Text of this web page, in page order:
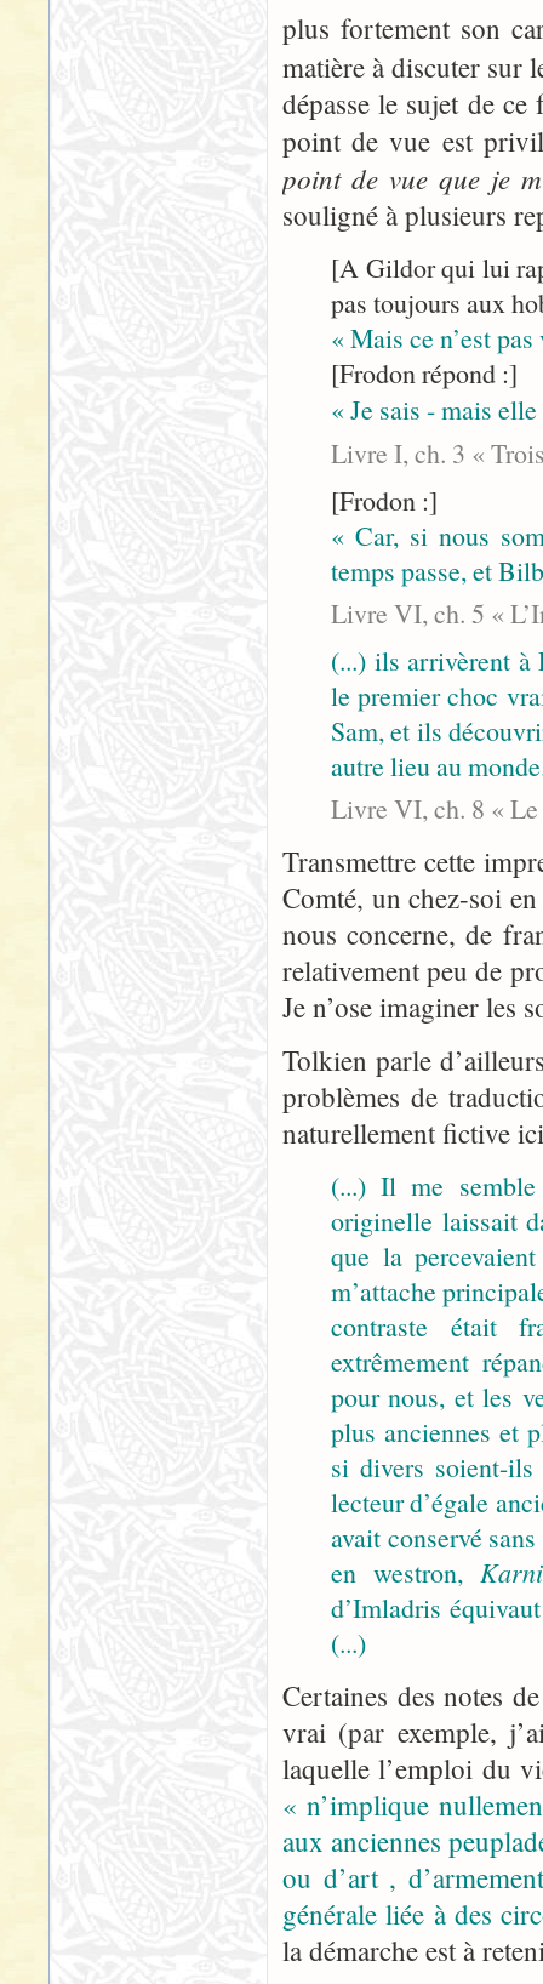
plus fortement son
matière à discuter sur
dépasse le sujet de
point de vue est
point de vue que je
souligné à plusieurs
[A Gildor qui lui
pas toujours aux
« Mais ce n’est
[Frodon répond :]
« Je sais - mais
Livre I, ch. 3 «
[Frodon :]
« Car, si nous
temps passe, et
Livre VI, ch. 5 «
(...) ils arrivèrent à
le premier choc
Sam, et ils
autre lieu au
Livre VI, ch. 8 « Le
Transmettre cette
Comté, un chez-soi
nous concerne, de
relativement peu de
Je n’ose imaginer les
Tolkien parle
problèmes de
naturellement fictive
(...) Il me
originelle laissait
que la
m’attache
contraste était
extrêmement
pour nous, et les
plus anciennes et
si divers soient-
lecteur d’égale
avait conservé
en westron,
d’Imladris
(...)
Certaines des notes
vrai (par exemple,
laquelle l’emploi du
« n’implique
aux anciennes
ou d’art ,
générale liée à des
la démarche est à